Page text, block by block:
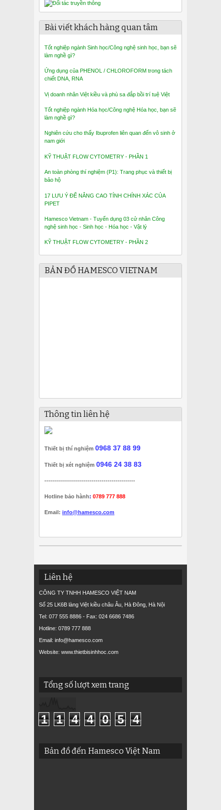
Bài viết khách hàng quan tâm
Tốt nghiệp ngành Sinh học/Công nghệ sinh học, bạn sẽ
làm nghề gì?
Ứng dụng của PHENOL / CHLOROFORM trong tách
chiết DNA, RNA
Vị doanh nhân Việt kiều và phù sa đắp bồi trí tuệ Việt
Tốt nghiệp ngành Hóa học/Công nghệ Hóa học, bạn sẽ
làm nghề gì?
Nghiên cứu cho thấy Ibuprofen liên quan đến vô sinh ở
nam giới
KỸ THUẬT FLOW CYTOMETRY - PHẦN 1
An toàn phòng thí nghiệm (P1): Trang phục và thiết bị
bảo hộ
17 LƯU Ý ĐỂ NÂNG CAO TÍNH CHÍNH XÁC CỦA
PIPET
Hamesco Vietnam - Tuyển dụng 03 cử nhân Công
nghệ sinh học - Sinh học - Hóa học - Vật lý
KỸ THUẬT FLOW CYTOMETRY - PHẦN 2
BẢN ĐỒ HAMESCO VIETNAM
Thông tin liên hệ
Thiết bị thí nghiệm 0968 37 88 99
Thiết bị xét nghiệm 0946 24 38 83
----------------------------------------------
Hotline bảo hành: 0789 777 888
Email: info@hamesco.com
Liên hệ
CÔNG TY TNHH HAMESCO VIỆT NAM
Số 25 LK6B làng Việt kiều châu Âu, Hà Đông, Hà Nội
Tel: 077 555 8886 - Fax: 024 6686 7486
Hotline: 0789 777 888
Email: info@hamesco.com
Website: www.thietbisinhhoc.com
Tổng số lượt xem trang
1 1 4 4 0 5 4
Bản đồ đến Hamesco Việt Nam